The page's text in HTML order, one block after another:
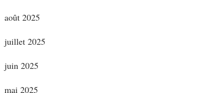
août 2025
juillet 2025
juin 2025
mai 2025